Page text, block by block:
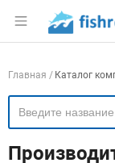
Раздел
Навигация
Главная Каталог